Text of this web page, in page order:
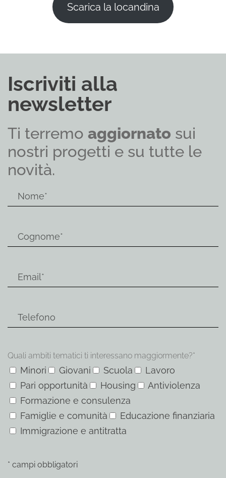
Scarica la locandina
Iscriviti alla
newsletter
Ti terremo aggiornato sui
nostri progetti e su tutte le
novità.
Quali ambiti tematici ti interessano maggiormente?*
Minori Giovani Scuola
Lavoro
Pari opportunità
Housing
Antiviolenza
Formazione e consulenza
Famiglie e comunità
Educazione finanziaria
Immigrazione e antitratta
* campi obbligatori